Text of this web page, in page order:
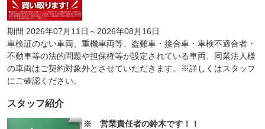
期間 2026年07月11日～2026年08月16日
車検証のない車両、重機車両等、盗難車・接合車・車検不適合者・
不動車等の法的問題や担保権等が設定されている車両、同業法人様
の車両はご契約対象外とさせていただきます。※詳しくはスタッフ
にご確認ください。
スタッフ紹介
※ 営業責任者の鈴木です！！